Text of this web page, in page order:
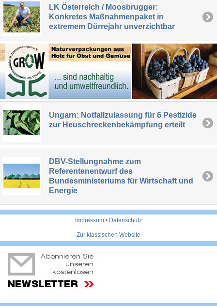
LK Österreich / Moosbrugger:
Konkretes Maßnahmenpaket in
extremem Dürrejahr unverzichtbar
Ungarn: Notfallzulassung für 6 Pestizide
zur Heuschreckenbekämpfung erteilt
DBV-Stellungnahme zum
Referentenentwurf des
Bundesministeriums für Wirtschaft und
Energie
Impressum • Datenschutz
Zur klassischen Website